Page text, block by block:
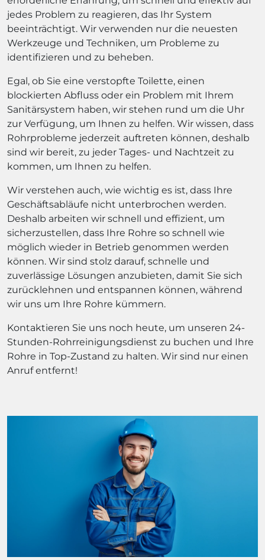
jedes Problem zu reagieren, das Ihr System
beeinträchtigt. Wir verwenden nur die neuesten
Werkzeuge und Techniken, um Probleme zu
identifizieren und zu beheben.
Egal, ob Sie eine verstopfte Toilette, einen
blockierten Abfluss oder ein Problem mit Ihrem
Sanitärsystem haben, wir stehen rund um die Uhr
zur Verfügung, um Ihnen zu helfen. Wir wissen, dass
Rohrprobleme jederzeit auftreten können, deshalb
sind wir bereit, zu jeder Tages- und Nachtzeit zu
kommen, um Ihnen zu helfen.
Wir verstehen auch, wie wichtig es ist, dass Ihre
Geschäftsabläufe nicht unterbrochen werden.
Deshalb arbeiten wir schnell und effizient, um
sicherzustellen, dass Ihre Rohre so schnell wie
möglich wieder in Betrieb genommen werden
können. Wir sind stolz darauf, schnelle und
zuverlässige Lösungen anzubieten, damit Sie sich
zurücklehnen und entspannen können, während
wir uns um Ihre Rohre kümmern.
Kontaktieren Sie uns noch heute, um unseren 24-
Stunden-Rohrreinigungsdienst zu buchen und Ihre
Rohre in Top-Zustand zu halten. Wir sind nur einen
Anruf entfernt!